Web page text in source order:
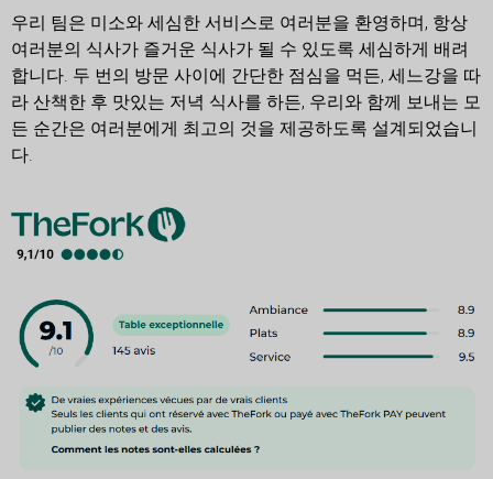
우리 팀은 미소와 세심한 서비스로 여러분을 환영하며, 항상
여러분의 식사가 즐거운 식사가 될 수 있도록 세심하게 배려
합니다. 두 번의 방문 사이에 간단한 점심을 먹든, 세느강을 따
라 산책한 후 맛있는 저녁 식사를 하든, 우리와 함께 보내는 모
든 순간은 여러분에게 최고의 것을 제공하도록 설계되었습니
다.